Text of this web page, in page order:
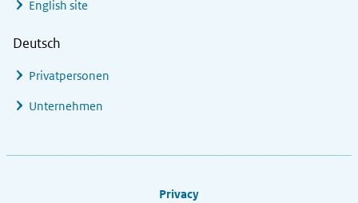
English site
Deutsch
Privatpersonen
Unternehmen
Privacy